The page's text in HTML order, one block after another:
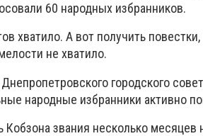
60 народных избранников.
хватило. А вот получить
не хватило.
городского
народные избранники активно
звания несколько месяцев